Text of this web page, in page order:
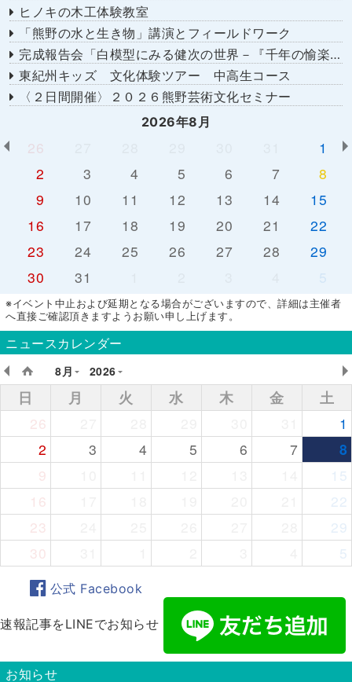
ヒノキの木工体験教室
「熊野の水と生き物」講演とフィールドワーク
完成報告会「白模型にみる健次の世界－『千年の愉楽』『奇蹟』より－」
東紀州キッズ 文化体験ツアー 中高生コース
〈２日間開催〉２０２６熊野芸術文化セミナー
2026年8月
26
1
2
3 4 5 6 7
8
9
10 11 12 13 14
15
16
17 18 19 20 21
22
23
24 25 26 27 28
29
30
31 5
※イベント中止および延期となる場合がございますので、詳細は主催者
へ直接ご確認頂きますようお願い申し上げます。
ニュースカレンダー
8月
2026
日 月 火 水 木 金
土
26
1
2
3 4 5 6 7
8
9
15
16
22
23
29
30
5
公式 Facebook
速報記事をLINEでお知らせ
お知らせ